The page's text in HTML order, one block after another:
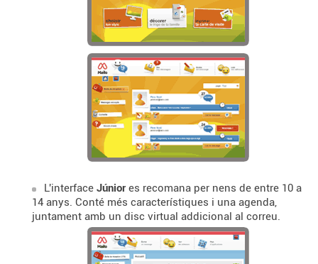
L'interface Júniores recomana per nens de entre 10 a
14 anys. Conté més característiques i una agenda,
juntament amb un disc virtual addicional al correu.